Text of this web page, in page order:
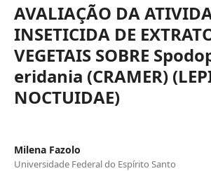
AVALIAÇÃO DA
INSETICIDA DE
VEGETAIS SOBRE
eridania (CRAMER)
NOCTUIDAE)
Milena Fazolo
Universidade Federal do Espírito Santo